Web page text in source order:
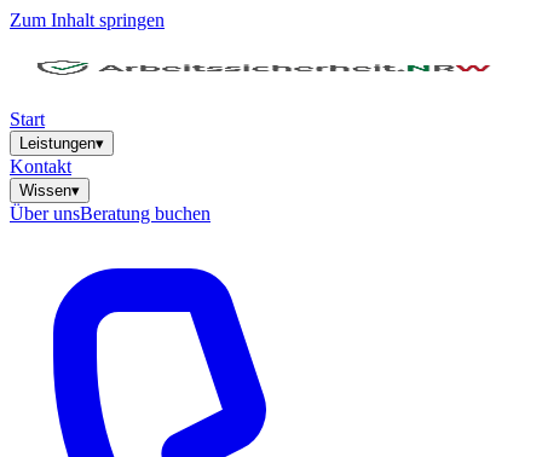
Zum Inhalt springen
Start
Leistungen▾
Kontakt
Wissen▾
Über unsBeratung buchen